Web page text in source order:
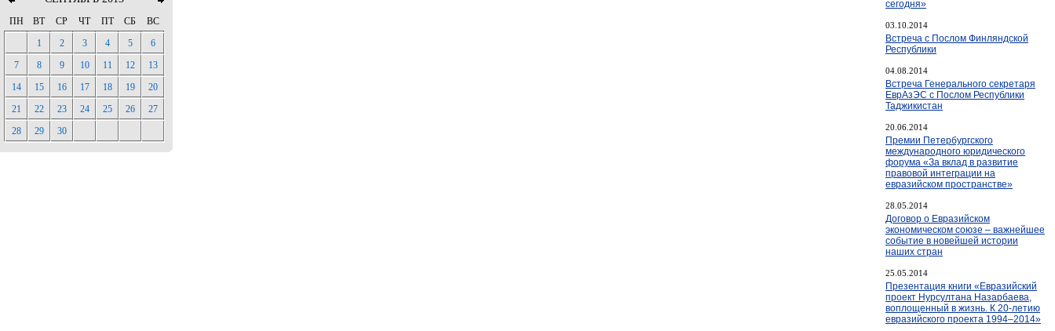
ПН ВТ СР ЧТ ПТ СБ
ВС
1
2 3 4 5
6
7
8 9 10 11 12
13
14
15 16 17 18 19
20
21
22 23 24 25 26
27
28
29 30
сегодня»
03.10.2014
Встреча с Послом Финляндской
Республики
04.08.2014
Встреча Генерального секретаря
ЕврАзЭС с Послом Республики
Таджикистан
20.06.2014
Премии Петербургского
международного юридического
форума «За вклад в развитие
правовой интеграции на
евразийском пространстве»
28.05.2014
Договор о Евразийском
экономическом союзе – важнейшее
событие в новейшей истории
наших стран
25.05.2014
Презентация книги «Евразийский
проект Нурсултана Назарбаева,
воплощенный в жизнь. К 20-летию
евразийского проекта 1994–2014»